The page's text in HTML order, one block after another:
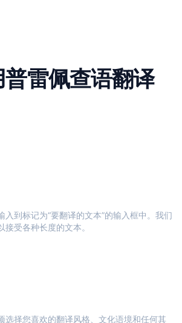
雷佩查语翻译
入到标记为“要翻译的文本”的输入框中。我们
受各种长度的文本。
选择您喜欢的翻译风格、文化语境和任何其